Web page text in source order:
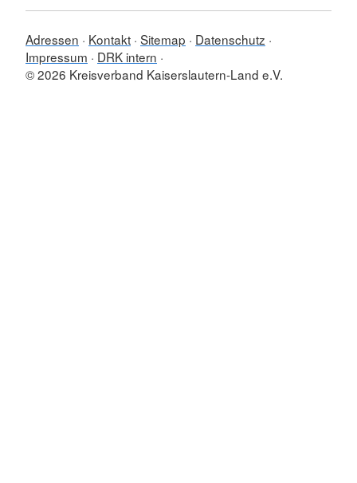
Adressen Kontakt Sitemap
Datenschutz
Impressum
DRK intern
© 2026 Kreisverband Kaiserslautern-Land e.V.